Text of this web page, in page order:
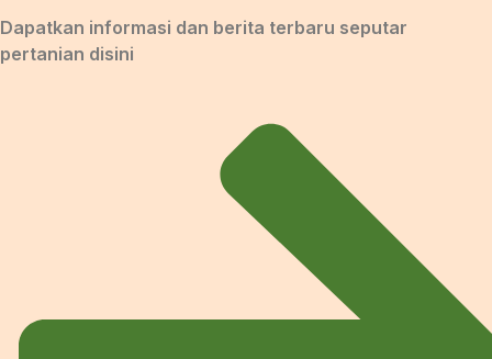
Dapatkan informasi dan berita terbaru seputar
pertanian disini